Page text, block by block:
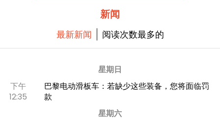
新闻
最新新闻 阅读次数最多的
星期日
下午
12:35
巴黎电动滑板车：若缺少这些装备，您将面临罚
款
星期六